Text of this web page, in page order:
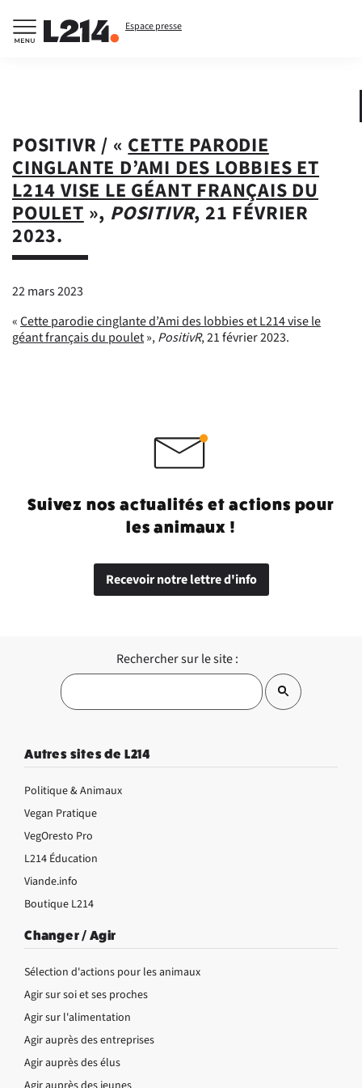
Espace presse
POSITIVR / « CETTE PARODIE
CINGLANTE D’AMI DES LOBBIES ET
L214 VISE LE GÉANT FRANÇAIS DU
POULET », POSITIVR, 21 FÉVRIER
2023.
22 mars 2023
«Cette parodie cinglante d’Ami des lobbies et L214 vise le
géant français du poulet»,PositivR, 21 février 2023.
Suivez nos actualités et actions pour
les animaux !
Recevoir notre lettre d'info
Rechercher sur le site :
Autres sites de L214
Politique & Animaux
Vegan Pratique
VegOresto Pro
L214 Éducation
Viande.info
Boutique L214
Changer / Agir
Sélection d'actions pour les animaux
Agir sur soi et ses proches
Agir sur l'alimentation
Agir auprès des entreprises
Agir auprès des élus